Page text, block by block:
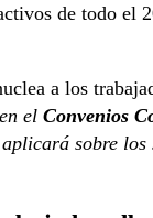
de todo el
a los
el Convenios
sobre